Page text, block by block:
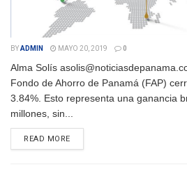
BYADMIN MAYO 20, 2019 0
Alma Solís
Fondo de Ahorro de Panamá (FAP)
3.84%. Esto representa una ganancia
millones, sin...
READ MOREDETAILS